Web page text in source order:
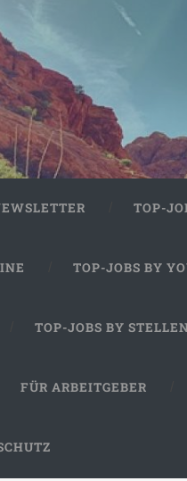
TOP-
TOP-JOBS BY
TOP-JOBS BY
FÜR ARBEITGEBER